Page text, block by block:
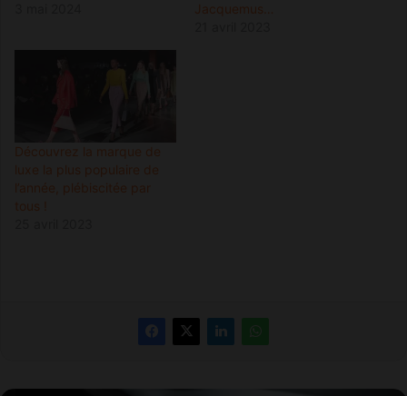
Jacquemus…
Découvrez la marque de
luxe la plus populaire de
l’année, plébiscitée par
tous !